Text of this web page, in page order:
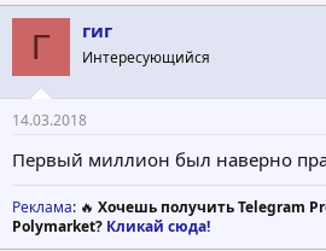
Г гиг
Интересующийся
14.03.2018
Первый миллион был наверно
Реклама: 🔥 Хочешь получить Telegram
Polymarket? Кликай сюда!